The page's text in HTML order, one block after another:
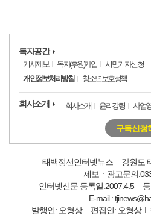
독자공간
기사제보 독자(후원)가입 시민기자신청
개인정보처리방침
청소년보호정책
회사소개 회사소개 윤리강령 사업
구독신청
태백정선인터넷뉴스
강원도
제보ㆍ광고문의
인터넷신문 등록일:2007.4.5
E-mail :
발행인: 오형상
편집인: 오형상